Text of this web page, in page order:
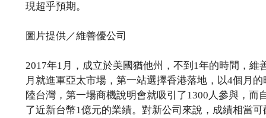
現超乎預期。
圖片提供／維善優公司
2017年1月，成立於美國猶他州，不到1年的時間，維
月就進軍亞太市場，第一站選擇香港落地，以4個月
陸台灣，第一場商機說明會就吸引了1300人參與，
了近新台幣1億元的業績。對新公司來說，成績相當可